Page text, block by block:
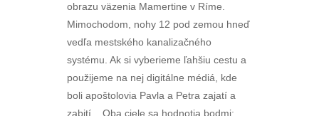
obrazu väzenia Mamertine v Ríme.
Mimochodom, nohy 12 pod zemou hneď
vedľa mestského kanalizačného
systému. Ak si vyberieme ľahšiu cestu a
použijeme na nej digitálne médiá, kde
boli apoštolovia Pavla a Petra zajatí a
zabití ,. Oba ciele sa hodnotia bodmi: